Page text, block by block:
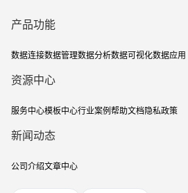
产品功能
数据连接数据管理数据分析数据可视化数据应用
资源中心
服务中心模板中心行业案例帮助文档隐私政策
新闻动态
公司介绍文章中心